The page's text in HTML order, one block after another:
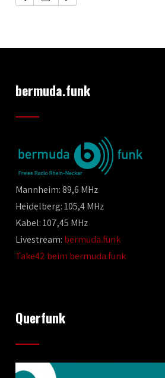
bermuda.funk
Mannheim: 89,6 MHz
Heidelberg: 105,4 MHz
Kabel: 107,45 MHz
Livestream: bermuda.funk
Take42 beim bermuda.funk
Querfunk